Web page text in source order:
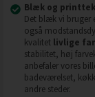
Blæk og
Det blæk vi bruger
også
kvalitet livlige
stabilitet, høj
anbefaler vores
badeværelset,
andre steder.